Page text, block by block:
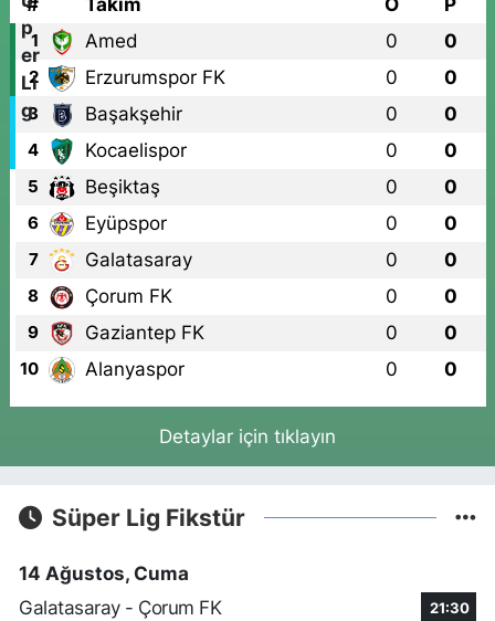
1 Amed 0 0
2 Erzurumspor FK 0 0
3 Başakşehir 0 0
4 Kocaelispor 0 0
5 Beşiktaş 0 0
6 Eyüpspor 0 0
7 Galatasaray 0 0
8 Çorum FK 0 0
9 Gaziantep FK 0 0
10 Alanyaspor 0 0
Detaylar için tıklayın
Süper Lig Fikstür
14 Ağustos, Cuma
Galatasaray - Çorum FK
21:30